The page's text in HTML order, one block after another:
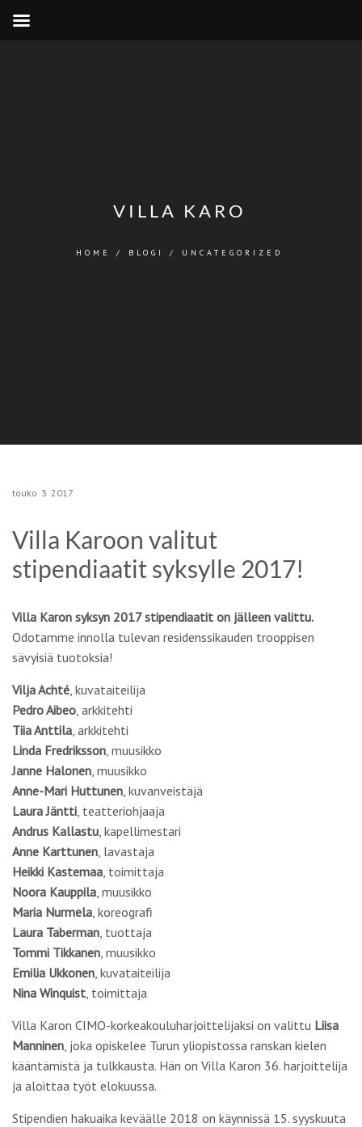
VILLA KARO
HOME / BLOGI / UNCATEGORIZED
touko 3 2017
Villa Karoon valitut
stipendiaatit syksylle 2017!
Villa Karon syksyn 2017 stipendiaatit on jälleen valittu.
Odotamme innolla tulevan residenssikauden trooppisen
sävyisiä tuotoksia!
Vilja Achté, kuvataiteilija
Pedro Aibeo, arkkitehti
Tiia Anttila, arkkitehti
Linda Fredriksson, muusikko
Janne Halonen, muusikko
Anne-Mari Huttunen, kuvanveistäjä
Laura Jäntti, teatteriohjaaja
Andrus Kallastu, kapellimestari
Anne Karttunen, lavastaja
Heikki Kastemaa, toimittaja
Noora Kauppila, muusikko
Maria Nurmela, koreografi
Laura Taberman, tuottaja
Tommi Tikkanen, muusikko
Emilia Ukkonen, kuvataiteilija
Nina Winquist, toimittaja
Villa Karon CIMO-korkeakouluharjoittelijaksi on valittu Liisa
Manninen, joka opiskelee Turun yliopistossa ranskan kielen
kääntämistä ja tulkkausta. Hän on Villa Karon 36. harjoittelija
ja aloittaa työt elokuussa.
Stipendien hakuaika keväälle 2018 on käynnissä 15. syyskuuta